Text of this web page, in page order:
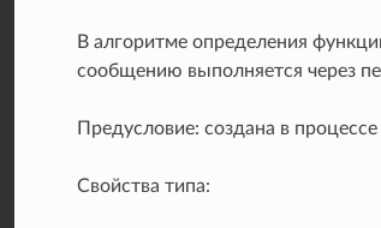
В алгоритме определения
сообщению выполняется через
Предусловие: создана в
Свойства типа: